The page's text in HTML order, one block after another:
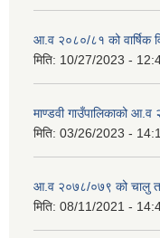
आ.व २०८०/८१ को वार्षिक
मिति: 10/27/2023 -
माण्डवी गाउँपालिकाको आ.व
मिति: 03/26/2023 -
आ.व २०७८/०७९ को चालु
मिति: 08/11/2021 -